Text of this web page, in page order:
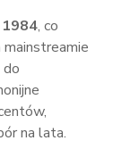
1984, co
do
na lata.